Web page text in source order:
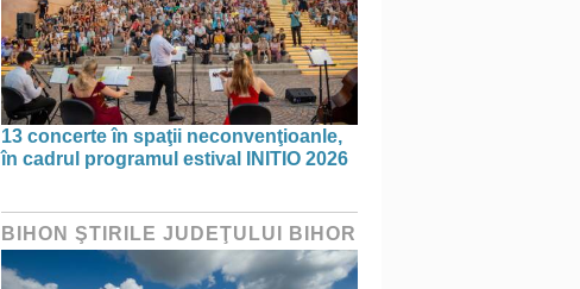
13 concerte în spaţii neconvenţioanle,
în cadrul programul estival INITIO 2026
BIHON ŞTIRILE JUDEŢULUI BIHOR